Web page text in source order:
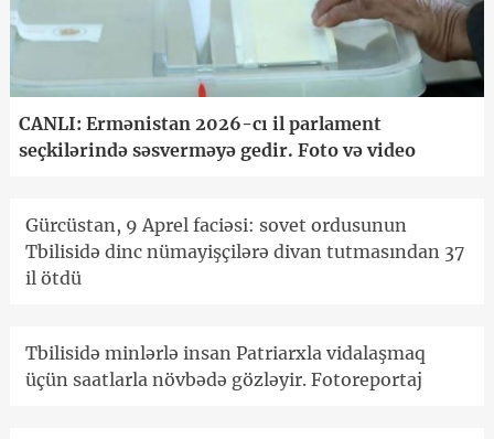
CANLI: Ermənistan 2026-cı il parlament
seçkilərində səsverməyə gedir. Foto və video
Gürcüstan, 9 Aprel faciəsi: sovet ordusunun
Tbilisidə dinc nümayişçilərə divan tutmasından 37
il ötdü
Tbilisidə minlərlə insan Patriarxla vidalaşmaq
üçün saatlarla növbədə gözləyir. Fotoreportaj